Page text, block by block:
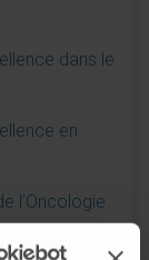
dans le
en
l’Oncologie